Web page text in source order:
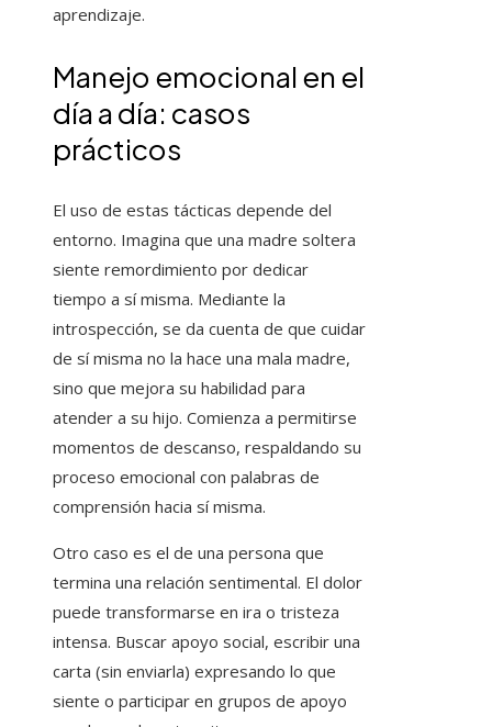
aprendizaje.
Manejo emocional en el
día a día: casos
prácticos
El uso de estas tácticas depende del
entorno. Imagina que una madre soltera
siente remordimiento por dedicar
tiempo a sí misma. Mediante la
introspección, se da cuenta de que cuidar
de sí misma no la hace una mala madre,
sino que mejora su habilidad para
atender a su hijo. Comienza a permitirse
momentos de descanso, respaldando su
proceso emocional con palabras de
comprensión hacia sí misma.
Otro caso es el de una persona que
termina una relación sentimental. El dolor
puede transformarse en ira o tristeza
intensa. Buscar apoyo social, escribir una
carta (sin enviarla) expresando lo que
siente o participar en grupos de apoyo